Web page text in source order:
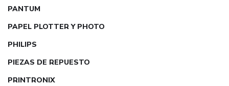
PANTUM
PAPEL PLOTTER Y PHOTO
PHILIPS
PIEZAS DE REPUESTO
PRINTRONIX